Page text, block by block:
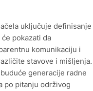
uključuje definisanje
pokazati da
komunikaciju i
stavove i mišljenja.
generacije radne
po pitanju održivog